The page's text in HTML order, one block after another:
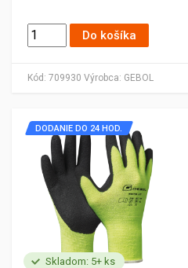
Kód: 709930 Výrobca: GEBOL
Do košíka
Skladom: 5+ ks
DODANIE DO 24 HOD.